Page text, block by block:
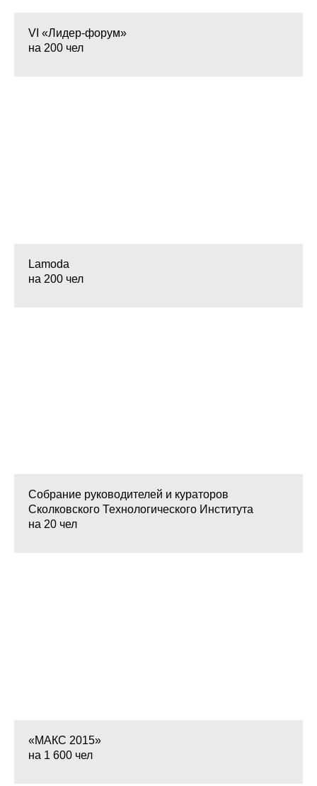
VI «Лидер-форум»
на 200 чел
Lamoda
на 200 чел
Собрание руководителей и кураторов
Сколковского Технологического Института
на 20 чел
«МАКС 2015»
на 1 600 чел